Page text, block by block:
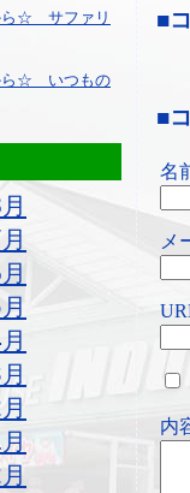
ら☆ サファリ
ら☆ いつもの
■
■
名
メ
内